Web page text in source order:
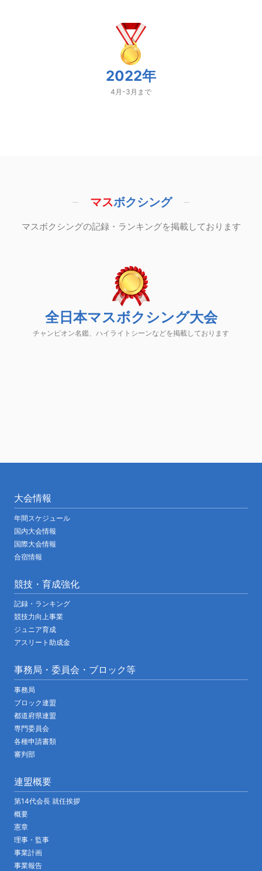
2022年
4月-3月まで
マスボクシング
マスボクシングの記録・ランキングを掲載しております
全日本マスボクシング大会
チャンピオン名鑑、ハイライトシーンなどを掲載しております
大会情報
年間スケジュール
国内大会情報
国際大会情報
合宿情報
競技・育成強化
記録・ランキング
競技力向上事業
ジュニア育成
アスリート助成金
事務局・委員会・ブロック等
事務局
ブロック連盟
都道府県連盟
専門委員会
各種申請書類
審判部
連盟概要
第14代会長 就任挨拶
概要
憲章
理事・監事
事業計画
事業報告